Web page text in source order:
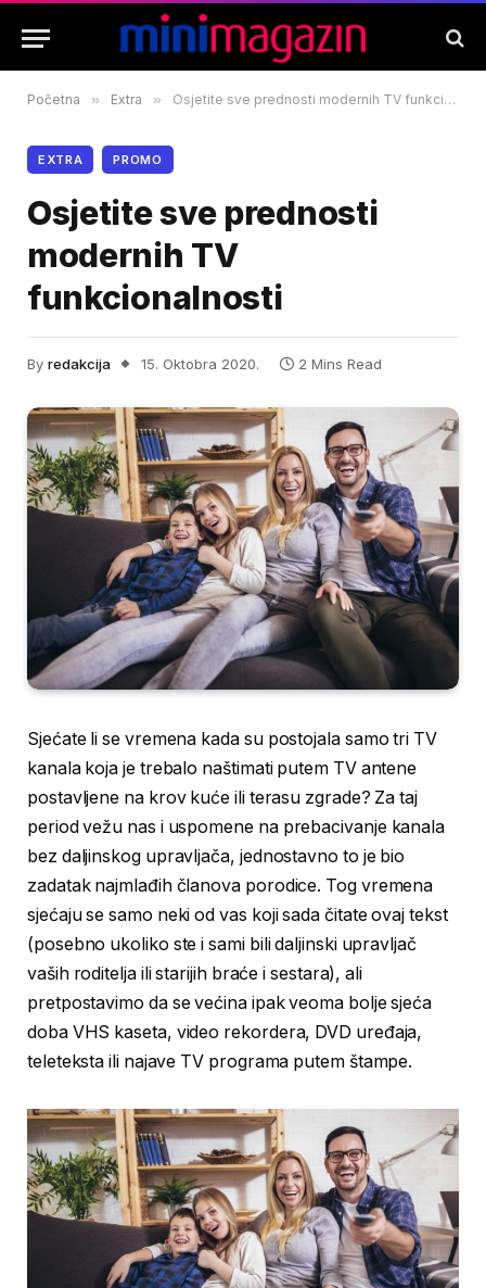
Početna » Extra » Osjetite sve prednosti modernih TV funkcionalnosti
EXTRA PROMO
Osjetite sve prednosti
modernih TV
funkcionalnosti
By redakcija 15. Oktobra 2020. 2 Mins Read
Sjećate li se vremena kada su postojala samo tri TV
kanala koja je trebalo naštimati putem TV antene
postavljene na krov kuće ili terasu zgrade? Za taj
period vežu nas i uspomene na prebacivanje kanala
bez daljinskog upravljača, jednostavno to je bio
zadatak najmlađih članova porodice. Tog vremena
sjećaju se samo neki od vas koji sada čitate ovaj tekst
(posebno ukoliko ste i sami bili daljinski upravljač
vaših roditelja ili starijih braće i sestara), ali
pretpostavimo da se većina ipak veoma bolje sjeća
doba VHS kaseta, video rekordera, DVD uređaja,
teleteksta ili najave TV programa putem štampe.